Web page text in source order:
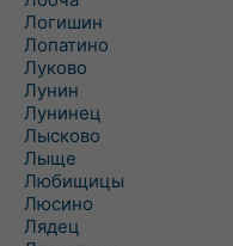
Логишин
Лопатино
Луково
Лунин
Лунинец
Лысково
Лыще
Любищицы
Люсино
Лядец